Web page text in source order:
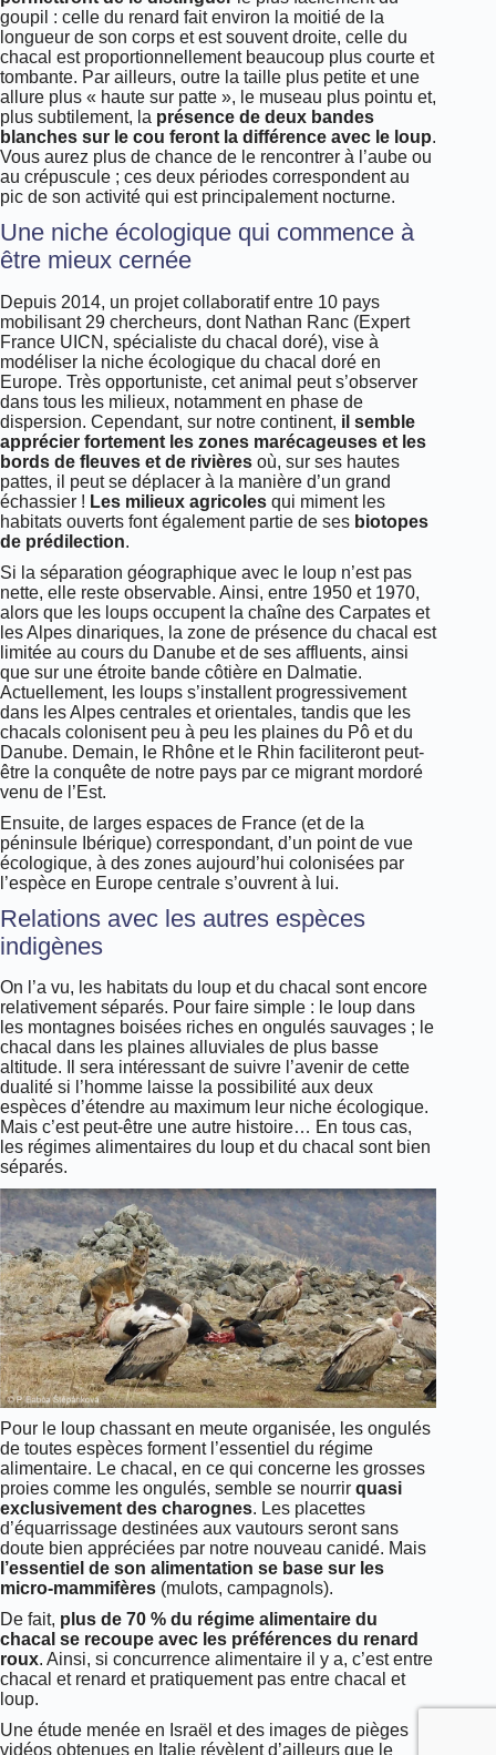
goupil : celle du renard fait environ la moitié de la
longueur de son corps et est souvent droite, celle du
chacal est proportionnellement beaucoup plus courte et
tombante. Par ailleurs, outre la taille plus petite et une
allure plus « haute sur patte », le museau plus pointu et,
plus subtilement, la présence de deux bandes
blanches sur le cou feront la différence avec le loup.
Vous aurez plus de chance de le rencontrer à l’aube ou
au crépuscule ; ces deux périodes correspondent au
pic de son activité qui est principalement nocturne.
Une niche écologique qui commence à
être mieux cernée
Depuis 2014, un projet collaboratif entre 10 pays
mobilisant 29 chercheurs, dont Nathan Ranc (Expert
France UICN, spécialiste du chacal doré), vise à
modéliser la niche écologique du chacal doré en
Europe. Très opportuniste, cet animal peut s’observer
dans tous les milieux, notamment en phase de
dispersion. Cependant, sur notre continent, il semble
apprécier fortement les zones marécageuses et les
bords de fleuves et de rivières où, sur ses hautes
pattes, il peut se déplacer à la manière d’un grand
échassier ! Les milieux agricoles qui miment les
habitats ouverts font également partie de ses biotopes
de prédilection.
Si la séparation géographique avec le loup n’est pas
nette, elle reste observable. Ainsi, entre 1950 et 1970,
alors que les loups occupent la chaîne des Carpates et
les Alpes dinariques, la zone de présence du chacal est
limitée au cours du Danube et de ses affluents, ainsi
que sur une étroite bande côtière en Dalmatie.
Actuellement, les loups s’installent progressivement
dans les Alpes centrales et orientales, tandis que les
chacals colonisent peu à peu les plaines du Pô et du
Danube. Demain, le Rhône et le Rhin faciliteront peut-
être la conquête de notre pays par ce migrant mordoré
venu de l’Est.
Ensuite, de larges espaces de France (et de la
péninsule Ibérique) correspondant, d’un point de vue
écologique, à des zones aujourd’hui colonisées par
l’espèce en Europe centrale s’ouvrent à lui.
Relations avec les autres espèces
indigènes
On l’a vu, les habitats du loup et du chacal sont encore
relativement séparés. Pour faire simple : le loup dans
les montagnes boisées riches en ongulés sauvages ; le
chacal dans les plaines alluviales de plus basse
altitude. Il sera intéressant de suivre l’avenir de cette
dualité si l’homme laisse la possibilité aux deux
espèces d’étendre au maximum leur niche écologique.
Mais c’est peut-être une autre histoire… En tous cas,
les régimes alimentaires du loup et du chacal sont bien
séparés.
Pour le loup chassant en meute organisée, les ongulés
de toutes espèces forment l’essentiel du régime
alimentaire. Le chacal, en ce qui concerne les grosses
proies comme les ongulés, semble se nourrir quasi
exclusivement des charognes. Les placettes
d’équarrissage destinées aux vautours seront sans
doute bien appréciées par notre nouveau canidé. Mais
l’essentiel de son alimentation se base sur les
micro-mammifères (mulots, campagnols).
De fait, plus de 70 % du régime alimentaire du
chacal se recoupe avec les préférences du renard
roux. Ainsi, si concurrence alimentaire il y a, c’est entre
chacal et renard et pratiquement pas entre chacal et
loup.
Une étude menée en Israël et des images de pièges
vidéos obtenues en Italie révèlent d’ailleurs que le